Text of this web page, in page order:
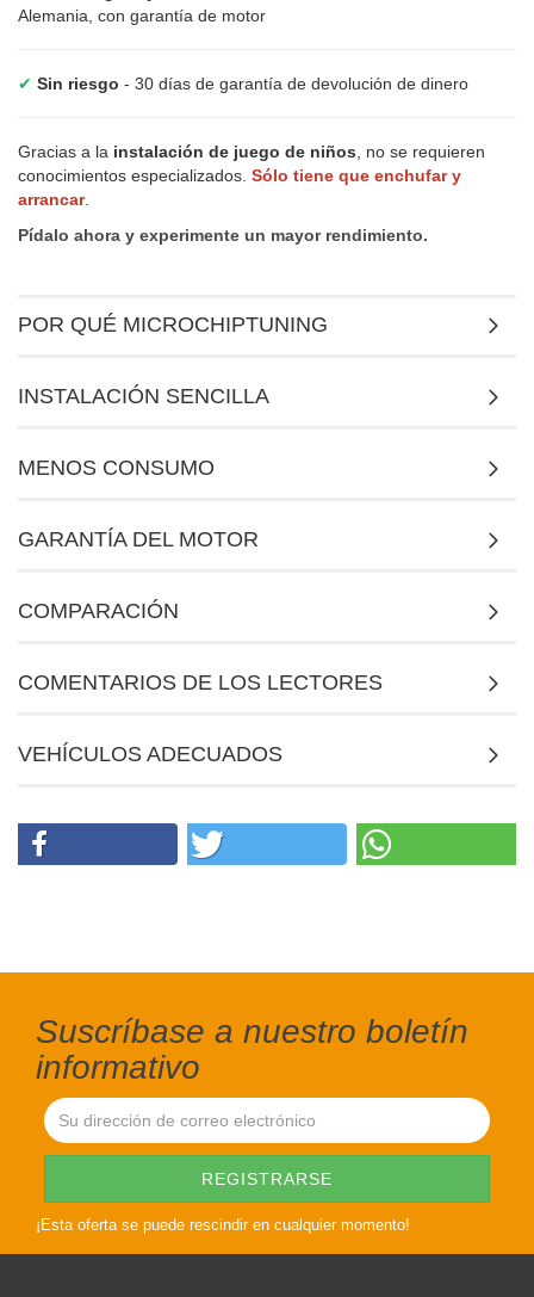
Alemania, con garantía de motor
✔ Sin riesgo - 30 días de garantía de devolución de dinero
Gracias a la instalación de juego de niños , no se requieren
conocimientos especializados. Sólo tiene que enchufar y
arrancar.
Pídalo ahora y experimente un mayor rendimiento.
POR QUÉ MICROCHIPTUNING
INSTALACIÓN SENCILLA
MENOS CONSUMO
GARANTÍA DEL MOTOR
COMPARACIÓN
COMENTARIOS DE LOS LECTORES
VEHÍCULOS ADECUADOS
Suscríbase a nuestro boletín
informativo
¡Esta oferta se puede rescindir en cualquier momento!